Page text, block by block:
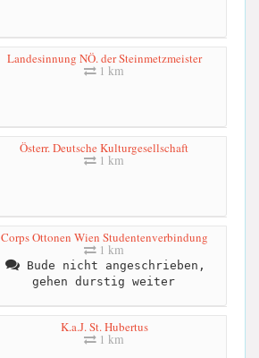
Landesinnung NÖ. der Steinmetzmeister
1 km
Österr. Deutsche Kulturgesellschaft
1 km
Corps Ottonen Wien Studentenverbindung
1 km
Bude nicht angeschrieben,
gehen durstig weiter
K.a.J. St. Hubertus
1 km